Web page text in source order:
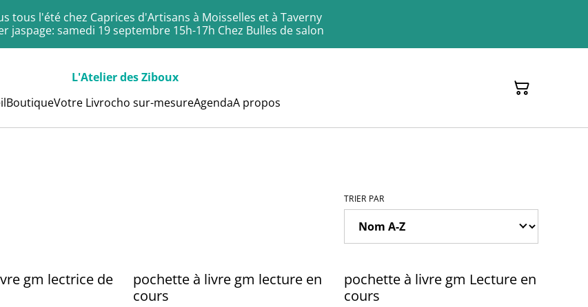
tous l'été chez Caprices d'Artisans à Moisselles et à Taverny
jaspage: samedi 19 septembre 15h-17h Chez Bulles de salon
L'Atelier des Ziboux
BoutiqueVotre Livrocho sur-mesureAgendaA propos
TRIER PAR
gm lectrice de
pochette à livre gm lecture en
cours
pochette à livre gm Lecture en
cours